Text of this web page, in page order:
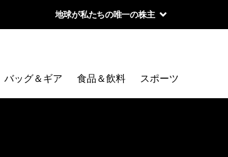
地球が私たちの唯一の株主
バッグ＆ギア 食品＆飲料 スポーツ